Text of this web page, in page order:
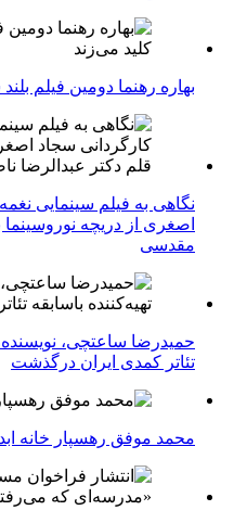
بهاره رهنما دومین فیلم
نگاهی به فیلم سینمایی
اصغری از دریچه نوروسینما
مقدسی
حمیدرضا ساعتچی، نویسنده،
تئاتر کمدی ایران درگذشت
محمد موفق رهسپار خانه